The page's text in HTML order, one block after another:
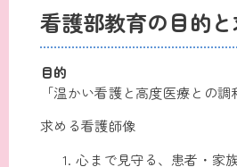
看護部教育の目的
目的
「温かい看護と高度医療との
求める看護師像
心まで見守る、患者・家